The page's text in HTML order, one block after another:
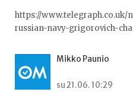
https://www.telegraph.co.uk/
russian-navy-grigorovich-
Mikko Paunio
su 21.06. 10:29